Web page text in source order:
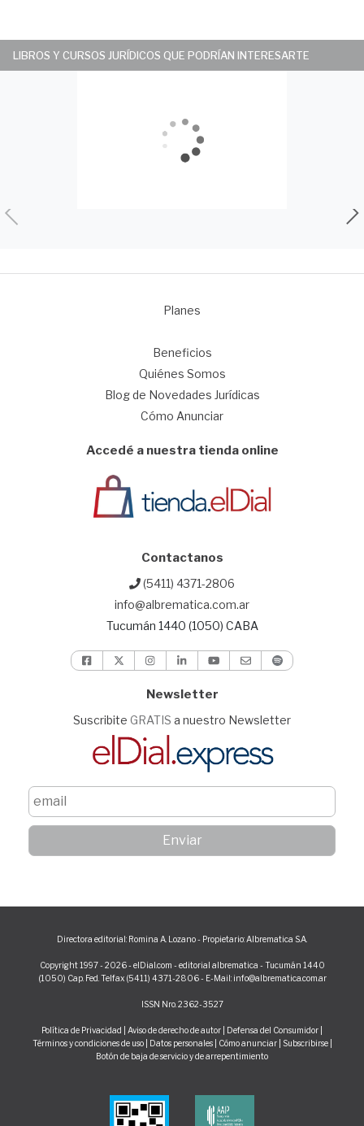
LIBROS Y CURSOS JURÍDICOS QUE PODRÍAN INTERESARTE
Planes
Beneficios
Quiénes Somos
Blog de Novedades Jurídicas
Cómo Anunciar
Accedé a nuestra tienda online
Contactanos
(5411) 4371-2806
info@albrematica.com.ar
Tucumán 1440 (1050) CABA
Newsletter
Suscribite GRATIS a nuestro Newsletter
Directora editorial: Romina A. Lozano - Propietario: Albrematica S.A.
Copyright 1997 - 2026 - elDial.com - editorial albrematica - Tucumán 1440
(1050) Cap. Fed. Telfax (5411) 4371-2806 - E-Mail: info@albrematica.com.ar
ISSN Nro. 2362-3527
Política de Privacidad Aviso de derecho de autor Defensa del Consumidor
Términos y condiciones de uso| Datos personales| Cómo anunciar| Subscribirse
Botón de baja de servicio y de arrepentimiento